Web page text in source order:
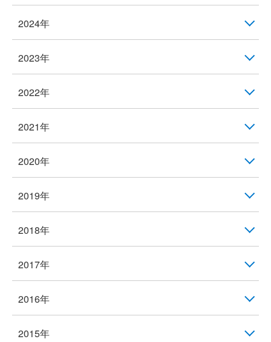
2024年
2023年
2022年
2021年
2020年
2019年
2018年
2017年
2016年
2015年